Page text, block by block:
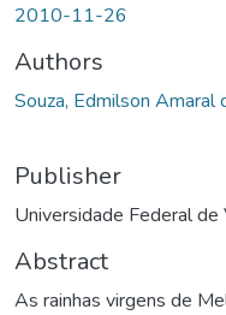
2010-11-26
Authors
Souza, Edmilson Amaral
Publisher
Universidade Federal de
Abstract
As rainhas virgens de